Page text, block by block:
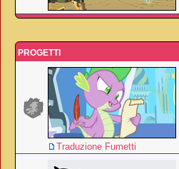
PROGETTI
Traduzione Fumetti